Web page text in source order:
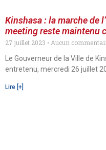
Kinshasa : la marche de
meeting reste maintenu
27 juillet 2023
Aucun
Le Gouverneur de la Ville de
entretenu, mercredi 26 juillet
Lire [+]